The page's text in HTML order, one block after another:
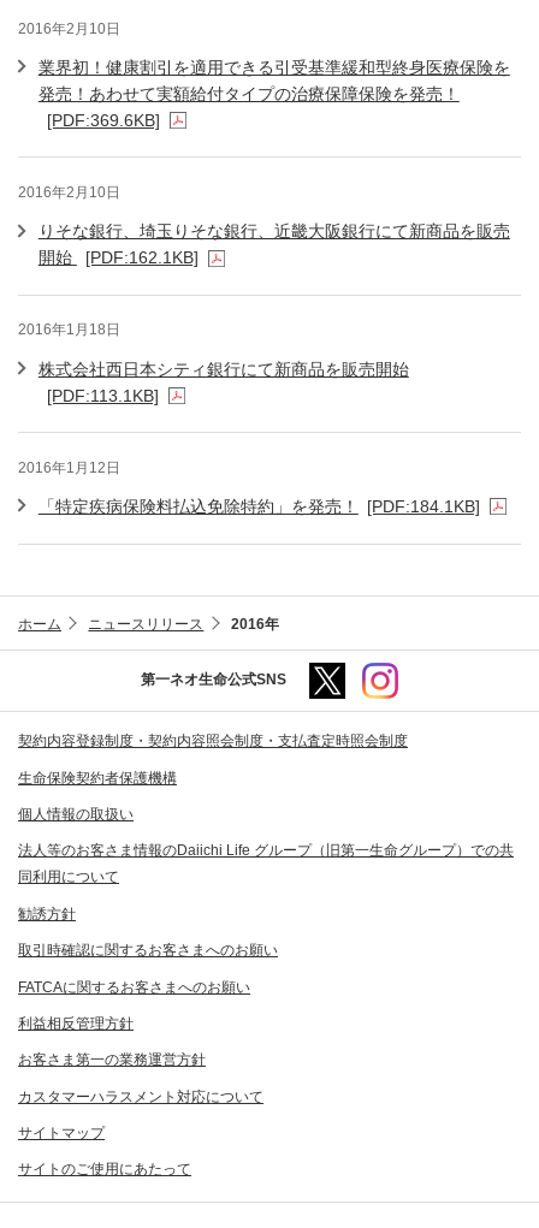
2016年2月10日
業界初！健康割引を適用できる引受基準緩和型終身医療保険を
発売！あわせて実額給付タイプの治療保障保険を発売！
[PDF:369.6KB]
2016年2月10日
りそな銀行、埼玉りそな銀行、近畿大阪銀行にて新商品を販売
開始
[PDF:162.1KB]
2016年1月18日
株式会社西日本シティ銀行にて新商品を販売開始
[PDF:113.1KB]
2016年1月12日
「特定疾病保険料払込免除特約」を発売！ [PDF:184.1KB]
ホーム ニュースリリース 2016年
第一ネオ生命公式SNS
契約内容登録制度・契約内容照会制度・支払査定時照会制度
生命保険契約者保護機構
個人情報の取扱い
法人等のお客さま情報のDaiichi Life グループ（旧第一生命グループ）での共
同利用について
勧誘方針
取引時確認に関するお客さまへのお願い
FATCAに関するお客さまへのお願い
利益相反管理方針
お客さま第一の業務運営方針
カスタマーハラスメント対応について
サイトマップ
サイトのご使用にあたって